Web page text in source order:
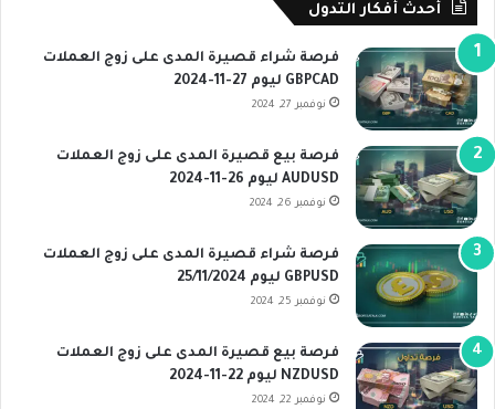
أحدث أفكار التدول
فرصة شراء قصيرة المدى على زوج العملات
GBPCAD ليوم 27-11-2024
نوفمبر 27, 2024
فرصة بيع قصيرة المدى على زوج العملات
AUDUSD ليوم 26-11-2024
نوفمبر 26, 2024
فرصة شراء قصيرة المدى على زوج العملات
GBPUSD ليوم 25/11/2024
نوفمبر 25, 2024
فرصة بيع قصيرة المدى على زوج العملات
NZDUSD ليوم 22-11-2024
نوفمبر 22, 2024